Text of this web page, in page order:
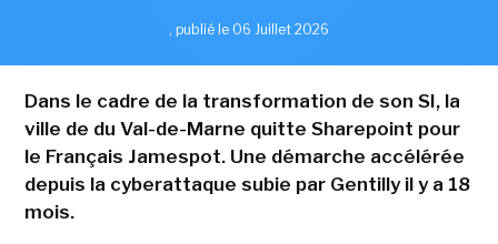
, publié le 06 Juillet 2026
Dans le cadre de la transformation de son SI, la
ville de du Val-de-Marne quitte Sharepoint pour
le Français Jamespot. Une démarche accélérée
depuis la cyberattaque subie par Gentilly il y a 18
mois.